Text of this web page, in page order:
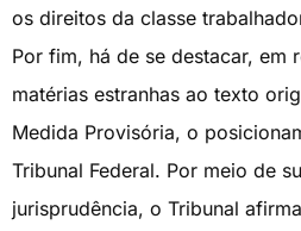
os direitos da classe
Por fim, há de se destacar, em
matérias estranhas ao texto
Medida Provisória, o
Tribunal Federal. Por meio de
jurisprudência, o Tribunal